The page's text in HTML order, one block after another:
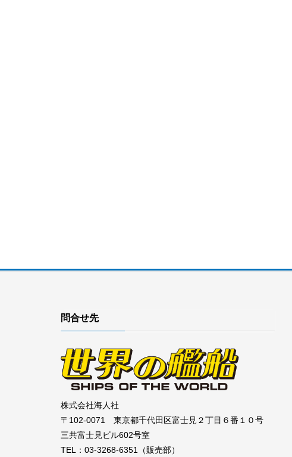
問合せ先
株式会社海人社
〒102-0071 東京都千代田区富士見２丁目６番１０号
三共富士見ビル602号室
TEL：03-3268-6351（販売部）